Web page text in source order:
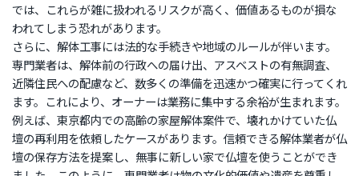
では、これらが雑に扱われるリスクが高く、価値あるものが損な
われてしまう恐れがあります。
さらに、解体工事には法的な手続きや地域のルールが伴います。
専門業者は、解体前の行政への届け出、アスベストの有無調査、
近隣住民への配慮など、数多くの準備を迅速かつ確実に行ってくれ
ます。これにより、オーナーは業務に集中する余裕が生まれます。
例えば、東京都内での高齢の家屋解体案件で、壊れかけていた仏
壇の再利用を依頼したケースがあります。信頼できる解体業者が仏
壇の保存方法を提案し、無事に新しい家で仏壇を使うことができ